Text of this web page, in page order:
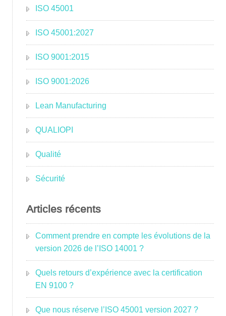
ISO 45001
ISO 45001:2027
ISO 9001:2015
ISO 9001:2026
Lean Manufacturing
QUALIOPI
Qualité
Sécurité
Articles récents
Comment prendre en compte les évolutions de la
version 2026 de l’ISO 14001 ?
Quels retours d’expérience avec la certification
EN 9100 ?
Que nous réserve l’ISO 45001 version 2027 ?